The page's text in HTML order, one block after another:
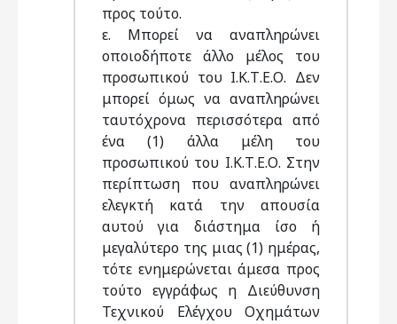
προς τούτο.
ε. Μπορεί να αναπληρώνει
οποιοδήποτε άλλο μέλος του
προσωπικού του Ι.Κ.Τ.Ε.Ο. Δεν
μπορεί όμως να αναπληρώνει
ταυτόχρονα περισσότερα από
ένα (1) άλλα μέλη του
προσωπικού του Ι.Κ.Τ.Ε.Ο. Στην
περίπτωση που αναπληρώνει
ελεγκτή κατά την απουσία
αυτού για διάστημα ίσο ή
μεγαλύτερο της μιας (1) ημέρας,
τότε ενημερώνεται άμεσα προς
τούτο εγγράφως η Διεύθυνση
Τεχνικού Ελέγχου Οχημάτων